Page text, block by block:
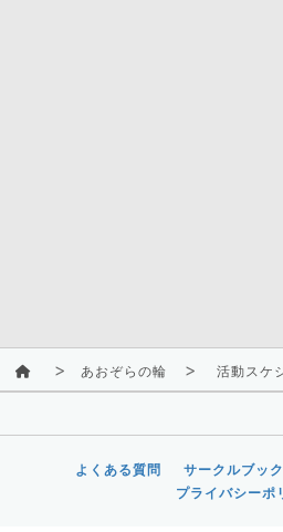
あおぞらの輪 活動スケ
よくある質問 サークルブッ
プライバシーポ